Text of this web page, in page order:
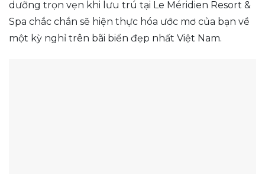
dưỡng trọn vẹn khi lưu trú tại Le Méridien Resort &
Spa chắc chắn sẽ hiện thực hóa ước mơ của bạn về
một kỳ nghỉ trên bãi biển đẹp nhất Việt Nam.